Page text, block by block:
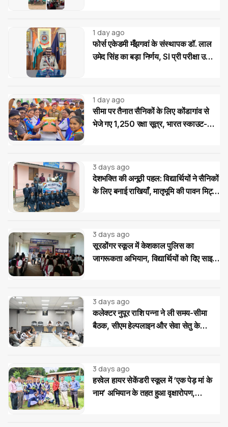
1 day ago
फोर्स एकेडमी मँझगवां के संस्थापक डॉ. लाल
उमेद सिंह का बड़ा निर्णय, SI प्री परीक्षा उत्तीर्ण
1 day ago
सीमा पर तैनात सैनिकों के लिए कोंडागांव से
भेजे गए 1,250 रक्षा सूत्र, भारत स्काउट-
3 days ago
देशभक्ति की अनूठी पहल: विद्यार्थियों ने सैनिकों
के लिए बनाई राखियाँ, मातृभूमि की पावन मिट्टी
3 days ago
सूरडोंगर स्कूल में केशकाल पुलिस का
जागरूकता अभियान, विद्यार्थियों को दिए साइबर
3 days ago
कलेक्टर नुपूर राशि पन्ना ने ली समय-सीमा
बैठक, सीएम हेल्पलाइन और सेवा सेतु के
3 days ago
हरवेल हायर सेकेंडरी स्कूल में ‘एक पेड़ मां के
नाम’ अभियान के तहत हुआ वृक्षारोपण,